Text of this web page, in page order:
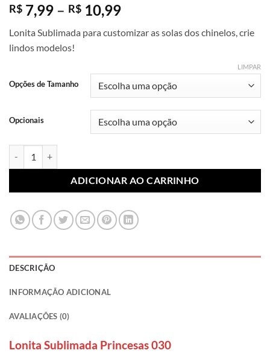
R$ 7,99 – R$ 10,99Faixa
preço:
R$ 10,99
Lonita Sublimada para customizar as solas dos chinelos, crie
lindos modelos!
Opções de Tamanho
Opcionais
LIMPAR
ADICIONAR AO CARRINHO
DESCRIÇÃO
INFORMAÇÃO ADICIONAL
AVALIAÇÕES (0)
Lonita Sublimada Princesas 030